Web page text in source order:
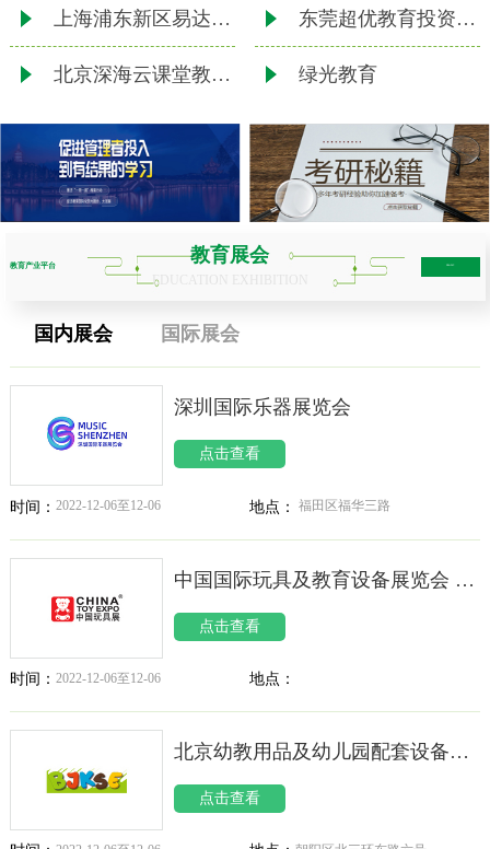
上海浦东新区易达教育培训中心 东莞超优教育投资咨询有限公司
北京深海云课堂教育科技有限公司 绿光教育
教育产业平台 教育展会
EDUCATION EXHIBITION
more+
国内展会 国际展会
深圳国际乐器展览会
点击查看
时间： 2022-12-06至12-06 地点： 福田区福华三路
中国国际玩具及教育设备展览会 CTE
点击查看
时间： 2022-12-06至12-06 地点：
北京幼教用品及幼儿园配套设备展览会 BJKSE
点击查看